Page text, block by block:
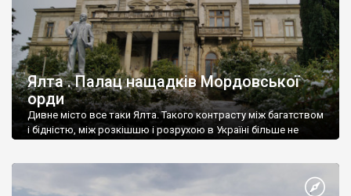
Ялта . Палац нащадків Мордовської
орди
Дивне місто все таки Ялта. Такого контрасту між багатством
і бідністю, між розкішшю і розрухою в Україні більше не